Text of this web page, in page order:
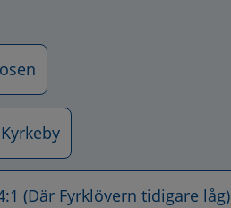
(Där Fyrklövern tidigare låg)